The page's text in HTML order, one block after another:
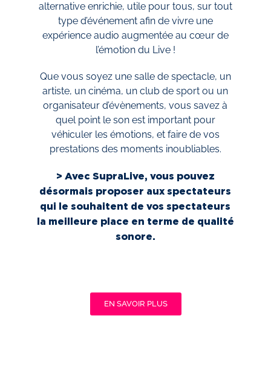
alternative enrichie, utile pour tous, sur tout
type d’événement afin de vivre une
expérience audio augmentée au cœur de
l’émotion du Live !
Que vous soyez une salle de spectacle, un
artiste, un cinéma, un club de sport ou un
organisateur d’évènements, vous savez à
quel point le son est important pour
véhiculer les émotions, et faire de vos
prestations des moments inoubliables.
> Avec SupraLive, vous pouvez
désormais proposer aux spectateurs
qui le souhaitent de vos spectateurs
la meilleure place en terme de qualité
sonore.
EN SAVOIR PLUS